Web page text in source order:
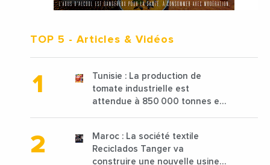
TOP 5 - Articles & Vidéos
Tunisie : La production de
tomate industrielle est
attendue à 850 000 tonnes en
Maroc : La société textile
Reciclados Tanger va
construire une nouvelle usine